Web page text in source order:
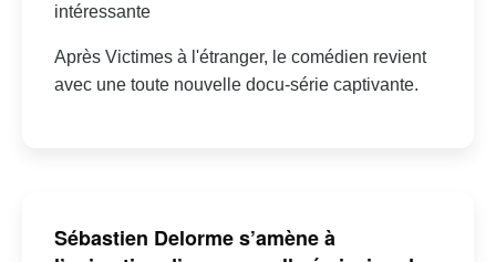
intéressante
Après Victimes à l'étranger, le comédien revient
avec une toute nouvelle docu-série captivante.
Sébastien Delorme s’amène à